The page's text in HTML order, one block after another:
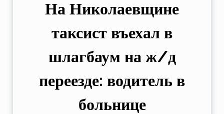
На Николаевщине
таксист въехал в
шлагбаум на ж/д
переезде: водитель в
больнице